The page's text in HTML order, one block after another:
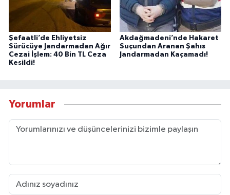
Şefaatli’de Ehliyetsiz
Sürücüye Jandarmadan Ağır
Cezai İşlem: 40 Bin TL Ceza
Kesildi!
Akdağmadeni’nde Hakaret
Suçundan Aranan Şahıs
Jandarmadan Kaçamadı!
Yorumlar